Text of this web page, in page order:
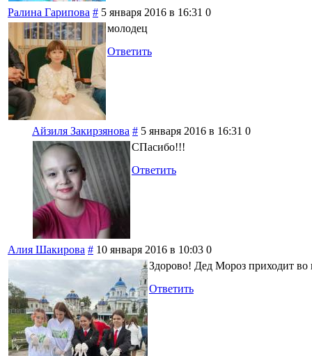
Ралина Гарипова # 5 января 2016 в 16:31 0
молодец
Ответить
Айзиля Закирзянова # 5 января 2016 в 16:31 0
СПасибо!!!
Ответить
Алия Шакирова # 10 января 2016 в 10:03 0
Здорово! Дед Мороз приходит во
Ответить